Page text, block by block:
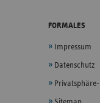
FORMALES
Impressum
Datenschutz